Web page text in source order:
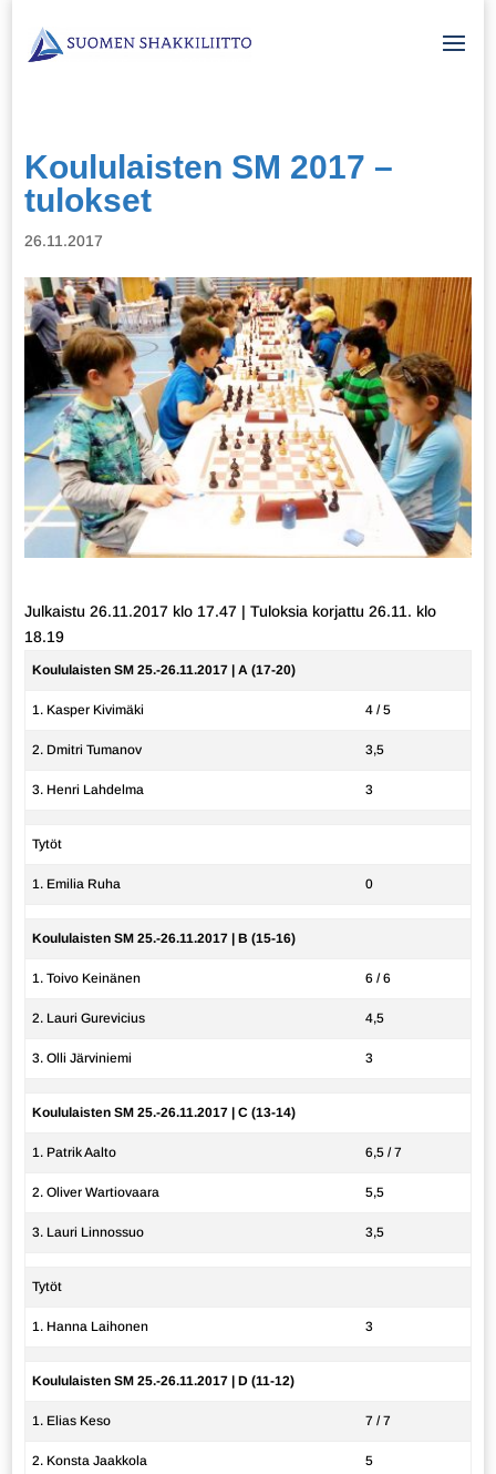
Koululaisten SM 2017 –
tulokset
26.11.2017
Julkaistu 26.11.2017 klo 17.47 | Tuloksia korjattu 26.11. klo
18.19
Koululaisten SM 25.-26.11.2017 | A (17-20)
1. Kasper Kivimäki 4 / 5
2. Dmitri Tumanov 3,5
3. Henri Lahdelma 3
Tytöt
1. Emilia Ruha 0
Koululaisten SM 25.-26.11.2017 | B (15-16)
1. Toivo Keinänen 6 / 6
2. Lauri Gurevicius 4,5
3. Olli Järviniemi 3
Koululaisten SM 25.-26.11.2017 | C (13-14)
1. Patrik Aalto 6,5 / 7
2. Oliver Wartiovaara 5,5
3. Lauri Linnossuo 3,5
Tytöt
1. Hanna Laihonen 3
Koululaisten SM 25.-26.11.2017 | D (11-12)
1. Elias Keso 7 / 7
2. Konsta Jaakkola 5